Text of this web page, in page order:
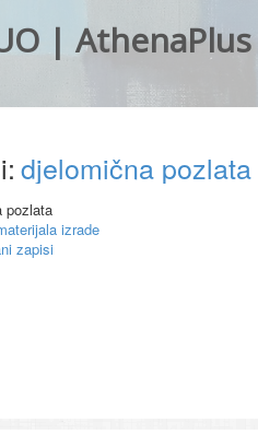
| AthenaPlus
djelomična pozlata
pozlata
izrade
zapisi